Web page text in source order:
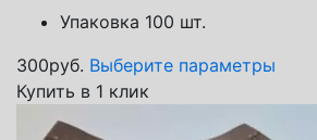
Упаковка 100 шт.
300руб. Выберите параметры
Купить в 1 клик